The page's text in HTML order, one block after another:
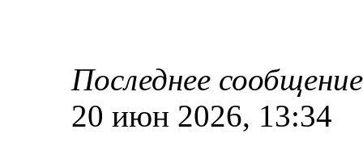
Последнее
20 июн 2026, 13:34